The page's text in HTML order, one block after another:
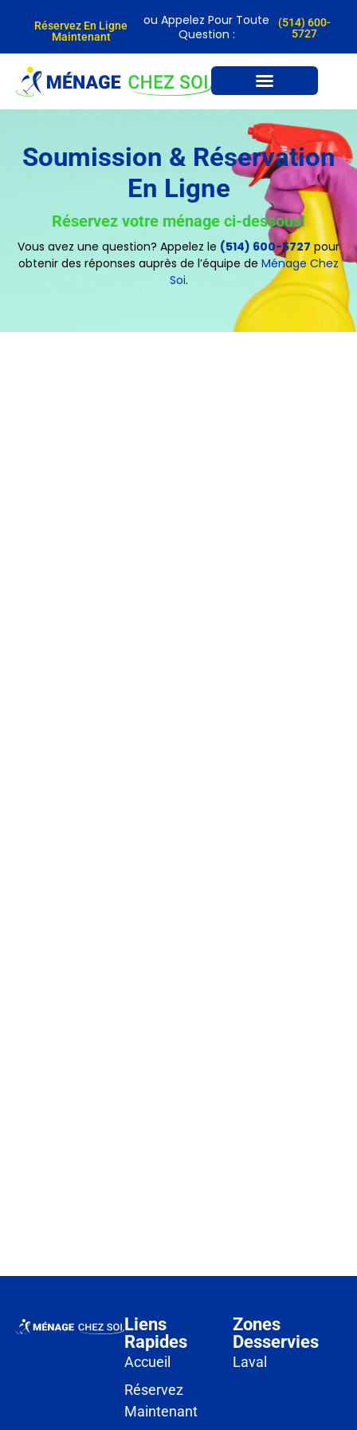
(514) 600-
5727
ou Appelez Pour Toute
Question :
Réservez En Ligne
Maintenant
Soumission & Réservation
En Ligne
Réservez votre ménage ci-dessous!
Vous avez une question? Appelez le (514) 600-5727 pour
obtenir des réponses auprès de l’équipe de Ménage Chez
Soi.
Liens
Rapides
Accueil
Réservez
Maintenant
Zones
Desservies
Laval